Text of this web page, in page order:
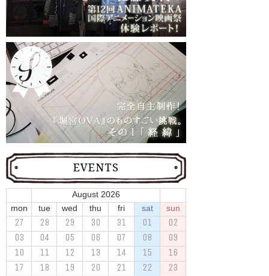
EVENTS
August 2026
mon
tue wed thu fri sat sun
27 28 29 30 31 01
02
03
04 05 06 07 08
09
10
11 12 13 14 15
16
17
18 19 20 21 22
23